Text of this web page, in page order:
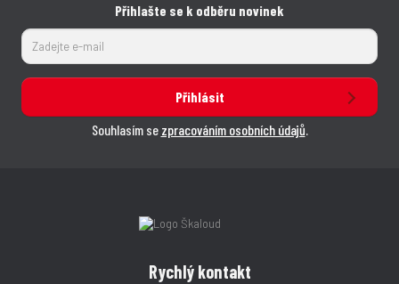
Přihlašte se k odběru novinek
Přihlásit
Souhlasím se zpracováním osobních údajů.
Rychlý kontakt